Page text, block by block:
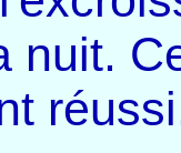
nuit.